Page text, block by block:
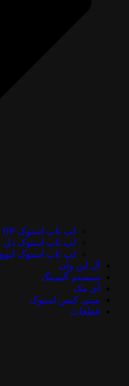
لپ تاپ استوک HP
لپ تاپ استوک دل
لپ تاپ استوک لنوو
آل این وان
سیستم گیمینگ
آی مک
مینی کیس استوک
قطعات